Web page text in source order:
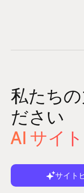
私たちの
ださい
AI サイ
サイト